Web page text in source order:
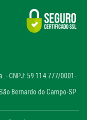
- CNPJ: 59.114.777/0001-
Bernardo do Campo-SP